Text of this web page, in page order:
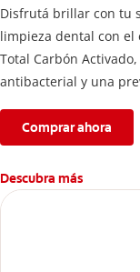
Disfrutá brillar con tu
limpieza dental con el
Total Carbón
antibacterial y una
Comprar ahora
Descubra más